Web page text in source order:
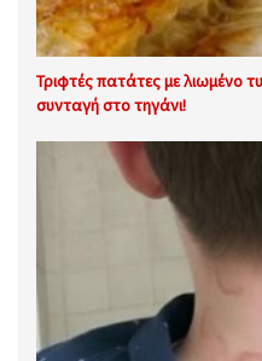
Τριφτές πατάτες με λιωμένο
συνταγή στο τηγάνι!